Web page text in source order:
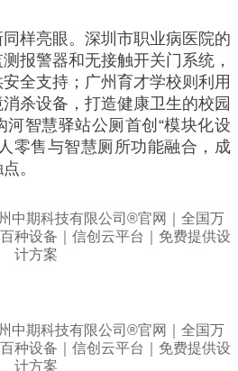
样亮眼。深圳市职业病医院的
报警器和无接触开关门系统，
全支持；广州育才学校则利用
杀设备，打造健康卫生的校园
智慧驿站公厕首创“模块化设
零售与智慧厕所功能融合，成
。